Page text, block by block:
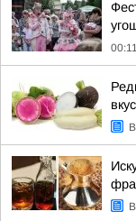
00:11